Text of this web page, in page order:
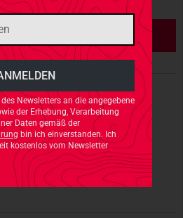
Newsletters an die angegebene
der Erhebung, Verarbeitung
Daten gemäß der
bin ich einverstanden. Ich
kostenlos vom Newsletter